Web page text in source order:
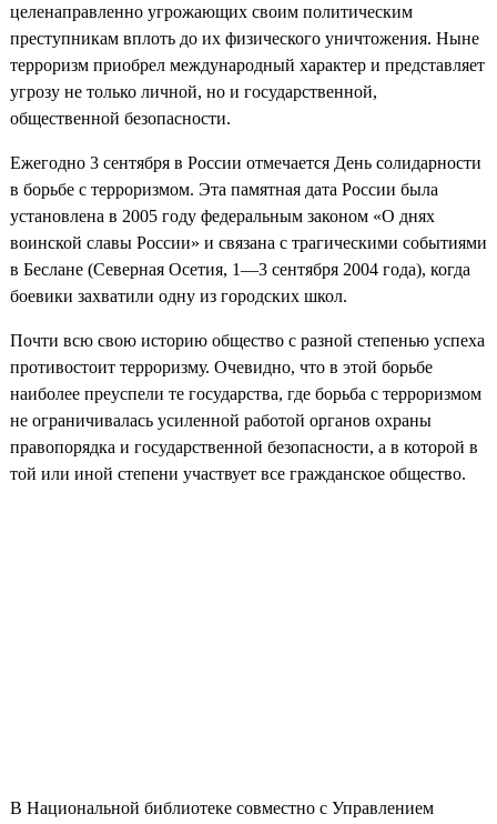
целенаправленно угрожающих своим политическим
преступникам вплоть до их физического уничтожения. Ныне
терроризм приобрел международный характер и представляет
угрозу не только личной, но и государственной,
общественной безопасности.
Ежегодно 3 сентября в России отмечается День солидарности
в борьбе с терроризмом. Эта памятная дата России была
установлена в 2005 году федеральным законом «О днях
воинской славы России» и связана с трагическими событиями
в Беслане (Северная Осетия, 1—3 сентября 2004 года), когда
боевики захватили одну из городских школ.
Почти всю свою историю общество с разной степенью успеха
противостоит терроризму. Очевидно, что в этой борьбе
наиболее преуспели те государства, где борьба с терроризмом
не ограничивалась усиленной работой органов охраны
правопорядка и государственной безопасности, а в которой в
той или иной степени участвует все гражданское общество.
В Национальной библиотеке совместно с Управлением